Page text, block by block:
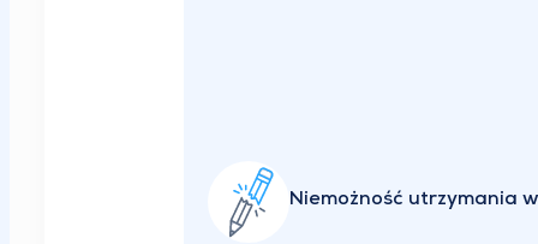
Niemożność utrzymania